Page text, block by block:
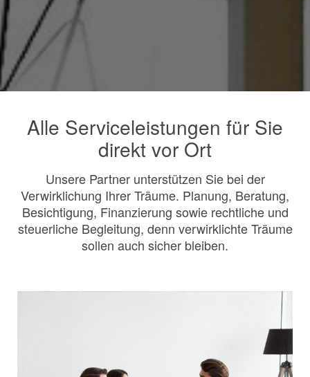
Alle Serviceleistungen für Sie
direkt vor Ort
Unsere Partner unterstützen Sie bei der
Verwirklichung Ihrer Träume. Planung, Beratung,
Besichtigung, Finanzierung sowie rechtliche und
steuerliche Begleitung, denn verwirklichte Träume
sollen auch sicher bleiben.